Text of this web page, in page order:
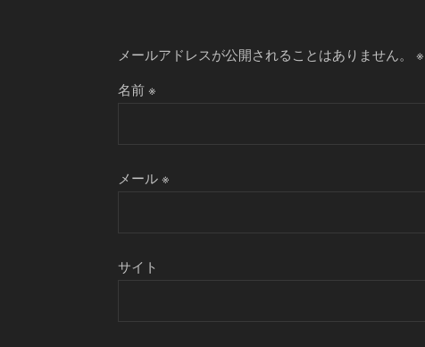
メールアドレスが公開されることはありません。 ※
名前※
メール※
サイト